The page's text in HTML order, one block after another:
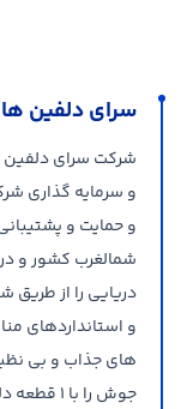
سرای دلفین
شرکت سرای دلفین
و حمایت و
شمالغرب کشور و
دریایی را از
و استانداردهای
های جذاب و بی